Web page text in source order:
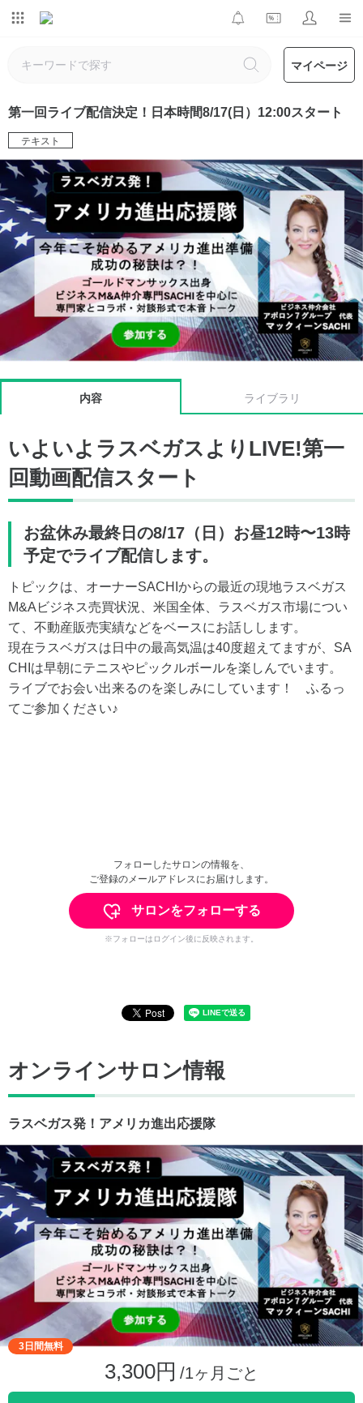
マイページ
第一回ライブ配信決定！日本時間8/17(日）12:00スタート
テキスト
内容 ライブラリ
いよいよラスベガスよりLIVE!第一
回動画配信スタート
お盆休み最終日の8/17（日）お昼12時〜13時
予定でライブ配信します。
トピックは、オーナーSACHIからの最近の現地ラスベガス
M&Aビジネス売買状況、米国全体、ラスベガス市場につい
て、不動産販売実績などをベースにお話しします。
現在ラスベガスは日中の最高気温は40度超えてますが、SA
CHIは早朝にテニスやピックルボールを楽しんでいます。
ライブでお会い出来るのを楽しみにしています！ ふるっ
てご参加ください♪
フォローしたサロンの情報を、
ご登録のメールアドレスにお届けします。
サロンをフォローする
※フォローはログイン後に反映されます。
オンラインサロン情報
ラスベガス発！アメリカ進出応援隊
3日間無料
3,300円 /1ヶ月ごと